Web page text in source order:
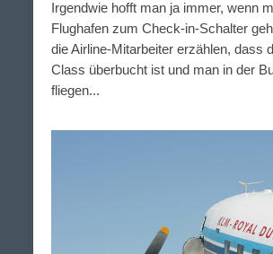
Irgendwie hofft man ja immer, wenn
Flughafen zum Check-in-Schalter
die Airline-Mitarbeiter erzählen, dass
Class überbucht ist und man in der
fliegen...